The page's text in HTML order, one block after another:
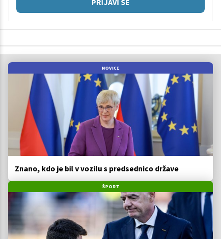
PRIJAVI SE
NOVICE
Znano, kdo je bil v vozilu s predsednico države
ŠPORT